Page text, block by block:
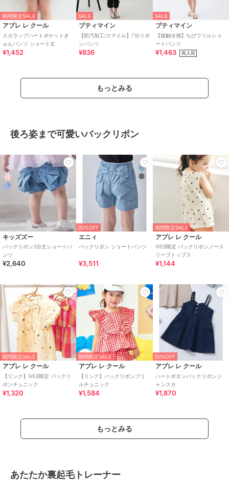
期間限定SALE
アプレ レ クール
スカラップハートポケットき
ゅんパンツ ショート丈
¥1,452
SALE
プティマイン
【防汚加工/スマイル】7分リボ
ンパンツ
¥836
SALE
プティマイン
【接触冷感】ちびフリルショ
ートパンツ
¥1,463 再入荷
もっとみる
後ろ姿まで可愛いバックリボン
キッズズー
バックリボン3分丈ショートパ
ンツ
¥2,640
20%OFF
エニィ
バックリボン ショートパンツ
¥3,511
期間限定SALE
アプレ レ クール
WEB限定 バックリボンノース
リーブトップス
¥1,144
期間限定SALE
アプレ レ クール
【リンク】WEB限定 バックリ
ボンチュニック
¥1,320
期間限定SALE
アプレ レ クール
【リンク】バックリボンフリ
ルチュニック
¥1,584
50%OFF
アプレ レ クール
ハートボタンバックリボンジ
ャンスカ
¥1,870
もっとみる
あたたか裏起毛トレーナー